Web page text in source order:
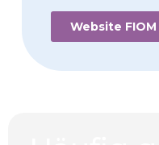
Website FIOM